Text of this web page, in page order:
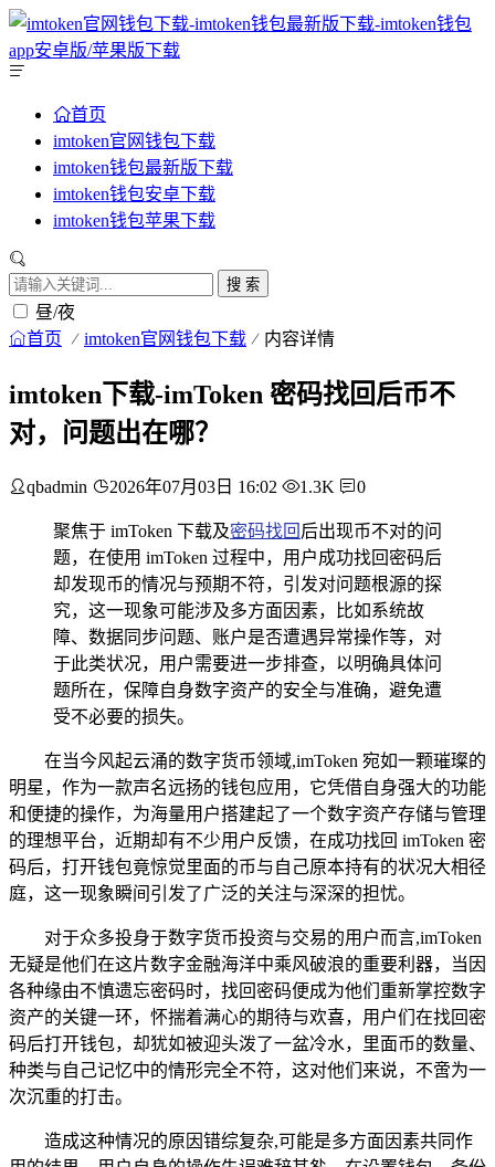
首页
imtoken官网钱包下载
imtoken钱包最新版下载
imtoken钱包安卓下载
imtoken钱包苹果下载
搜 索
昼/夜
首页 imtoken官网钱包下载 内容详情
imtoken下载-imToken 密码找回后币不
对，问题出在哪？
qbadmin 2026年07月03日 16:02 1.3K 0
聚焦于 imToken 下载及密码找回 后出现币不对的问
题，在使用 imToken 过程中，用户成功找回密码后
却发现币的情况与预期不符，引发对问题根源的探
究，这一现象可能涉及多方面因素，比如系统故
障、数据同步问题、账户是否遭遇异常操作等，对
于此类状况，用户需要进一步排查，以明确具体问
题所在，保障自身数字资产的安全与准确，避免遭
受不必要的损失。
在当今风起云涌的数字货币领域,imToken 宛如一颗璀璨的
明星，作为一款声名远扬的钱包应用，它凭借自身强大的功能
和便捷的操作，为海量用户搭建起了一个数字资产存储与管理
的理想平台，近期却有不少用户反馈，在成功找回 imToken 密
码后，打开钱包竟惊觉里面的币与自己原本持有的状况大相径
庭，这一现象瞬间引发了广泛的关注与深深的担忧。
对于众多投身于数字货币投资与交易的用户而言,imToken
无疑是他们在这片数字金融海洋中乘风破浪的重要利器，当因
各种缘由不慎遗忘密码时，找回密码便成为他们重新掌控数字
资产的关键一环，怀揣着满心的期待与欢喜，用户们在找回密
码后打开钱包，却犹如被迎头泼了一盆冷水，里面币的数量、
种类与自己记忆中的情形完全不符，这对他们来说，不啻为一
次沉重的打击。
造成这种情况的原因错综复杂,可能是多方面因素共同作